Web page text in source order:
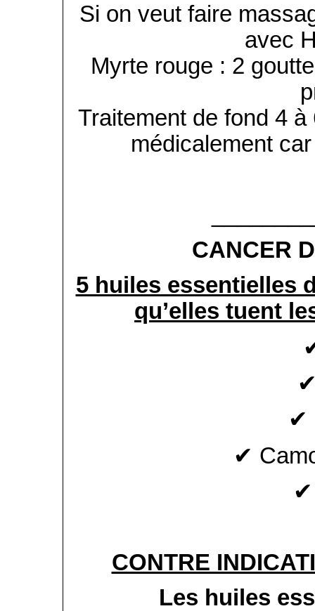
Si on veut faire
avec
Myrte rouge : 2
Traitement de fond 4
médicalement
CANCER
5 huiles essentielles
qu’elles tuent
✔
✔
✔
CONTRE
Les huiles